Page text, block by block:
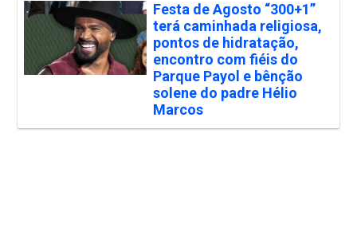
Festa de Agosto “300+1”
terá caminhada religiosa,
pontos de hidratação,
encontro com fiéis do
Parque Payol e bênção
solene do padre Hélio
Marcos